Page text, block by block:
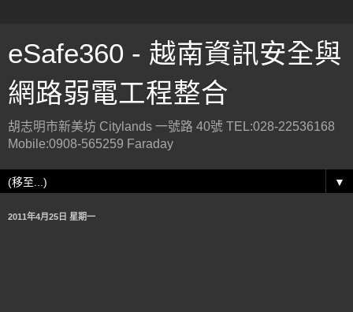
eSafe360 - 越南資訊安全與
網路弱電工程整合
胡志明市新美坊 Citylands 一號路 40號 TEL:028-22536168
Mobile:0908-565259 Faraday
▼
2011年4月25日 星期一